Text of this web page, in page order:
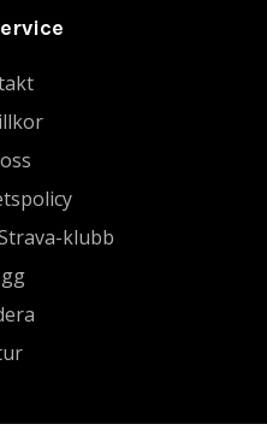
klubb